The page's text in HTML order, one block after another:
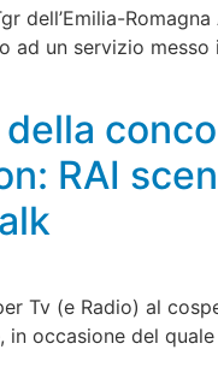
dell’Emilia-
un servizio
RAI
Tv (e Radio) al
in occasione del